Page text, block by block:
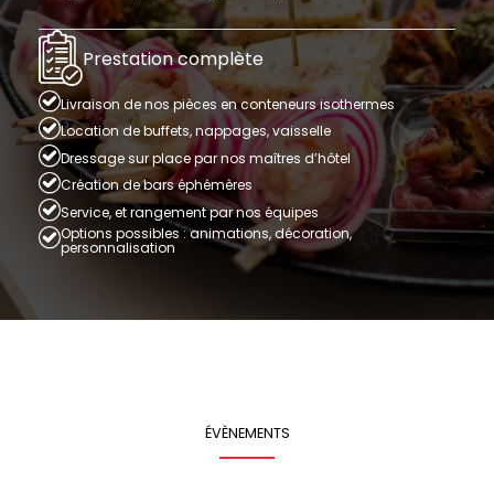
Prestation complète
Livraison de nos pièces en conteneurs isothermes
Location de buffets, nappages, vaisselle
Dressage sur place par nos maîtres d’hôtel
Création de bars éphémères
Service, et rangement par nos équipes
Options possibles : animations, décoration,
personnalisation
ÉVÈNEMENTS